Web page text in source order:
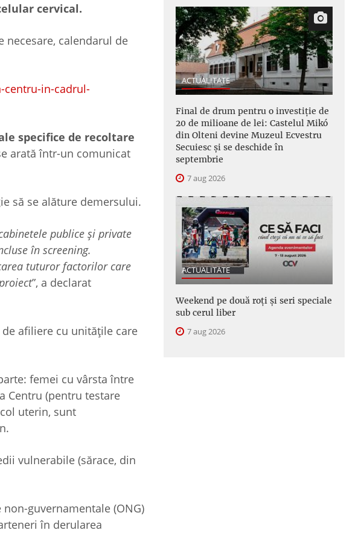
cervical.
calendarul de
in-cadrul-
specifice de recoltare
arată într-un comunicat
să se alăture demersului.
publice şi private
în screening.
tuturor factorilor care
”, a declarat
afiliere cu unitățile care
femei cu vârsta între
Centru (pentru testare
uterin, sunt
vulnerabile (sărace, din
guvernamentale (ONG)
în derularea
ACTUALITATE
Final de drum pentru o investiție de
20 de milioane de lei: Castelul Mikó
din Olteni devine Muzeul Ecvestru
Secuiesc și se deschide în
septembrie
7 aug 2026
ACTUALITATE
Weekend pe două roți și seri speciale
sub cerul liber
7 aug 2026